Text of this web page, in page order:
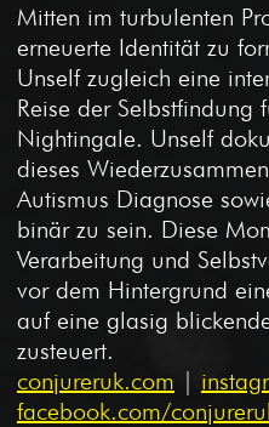
Mitten im turbulenten
erneuerte Identität zu
Unself zugleich eine
Reise der
Nightingale. Unself
dieses
Autismus Diagnose
binär zu sein. Diese
Verarbeitung und
vor dem Hintergrund
auf eine glasig
zusteuert.
conjureruk.com |
facebook.com/